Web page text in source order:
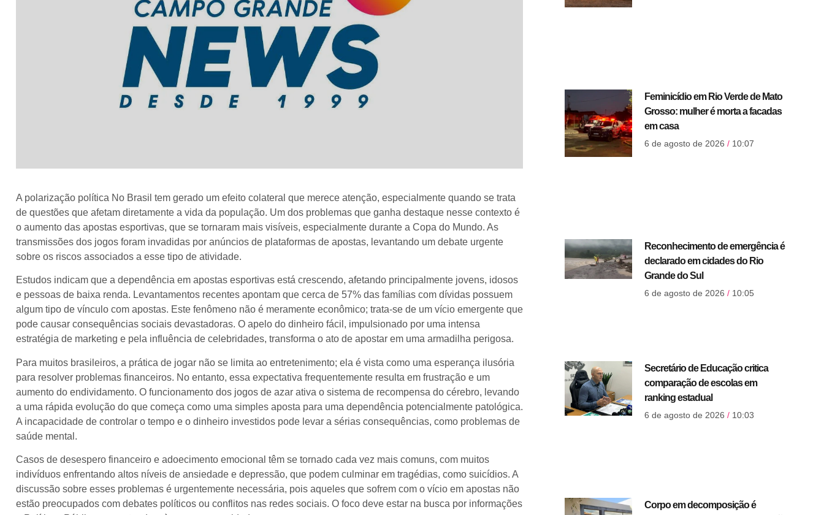
A polarização política No Brasil tem gerado um efeito colateral que merece atenção, especialmente quando se trata
de questões que afetam diretamente a vida da população. Um dos problemas que ganha destaque nesse contexto é
o aumento das apostas esportivas, que se tornaram mais visíveis, especialmente durante a Copa do Mundo. As
transmissões dos jogos foram invadidas por anúncios de plataformas de apostas, levantando um debate urgente
sobre os riscos associados a esse tipo de atividade.
Estudos indicam que a dependência em apostas esportivas está crescendo, afetando principalmente jovens, idosos
e pessoas de baixa renda. Levantamentos recentes apontam que cerca de 57% das famílias com dívidas possuem
algum tipo de vínculo com apostas. Este fenômeno não é meramente econômico; trata-se de um vício emergente que
pode causar consequências sociais devastadoras. O apelo do dinheiro fácil, impulsionado por uma intensa
estratégia de marketing e pela influência de celebridades, transforma o ato de apostar em uma armadilha perigosa.
Para muitos brasileiros, a prática de jogar não se limita ao entretenimento; ela é vista como uma esperança ilusória
para resolver problemas financeiros. No entanto, essa expectativa frequentemente resulta em frustração e um
aumento do endividamento. O funcionamento dos jogos de azar ativa o sistema de recompensa do cérebro, levando
a uma rápida evolução do que começa como uma simples aposta para uma dependência potencialmente patológica.
A incapacidade de controlar o tempo e o dinheiro investidos pode levar a sérias consequências, como problemas de
saúde mental.
Casos de desespero financeiro e adoecimento emocional têm se tornado cada vez mais comuns, com muitos
indivíduos enfrentando altos níveis de ansiedade e depressão, que podem culminar em tragédias, como suicídios. A
discussão sobre esses problemas é urgentemente necessária, pois aqueles que sofrem com o vício em apostas não
estão preocupados com debates políticos ou conflitos nas redes sociais. O foco deve estar na busca por informações
Feminicídio em Rio Verde de Mato
Grosso: mulher é morta a facadas
em casa
6 de agosto de 2026 10:07
Reconhecimento de emergência é
declarado em cidades do Rio
Grande do Sul
6 de agosto de 2026 10:05
Secretário de Educação critica
comparação de escolas em
ranking estadual
6 de agosto de 2026 10:03
Corpo em decomposição é